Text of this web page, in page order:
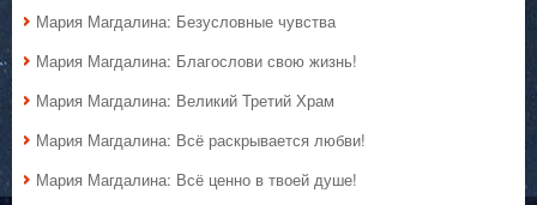
Мария Магдалина: Безусловные чувства
Мария Магдалина: Благослови свою жизнь!
Мария Магдалина: Великий Третий Храм
Мария Магдалина: Всё раскрывается любви!
Мария Магдалина: Всё ценно в твоей душе!